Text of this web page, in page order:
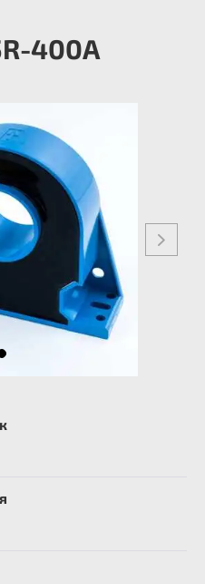
400A